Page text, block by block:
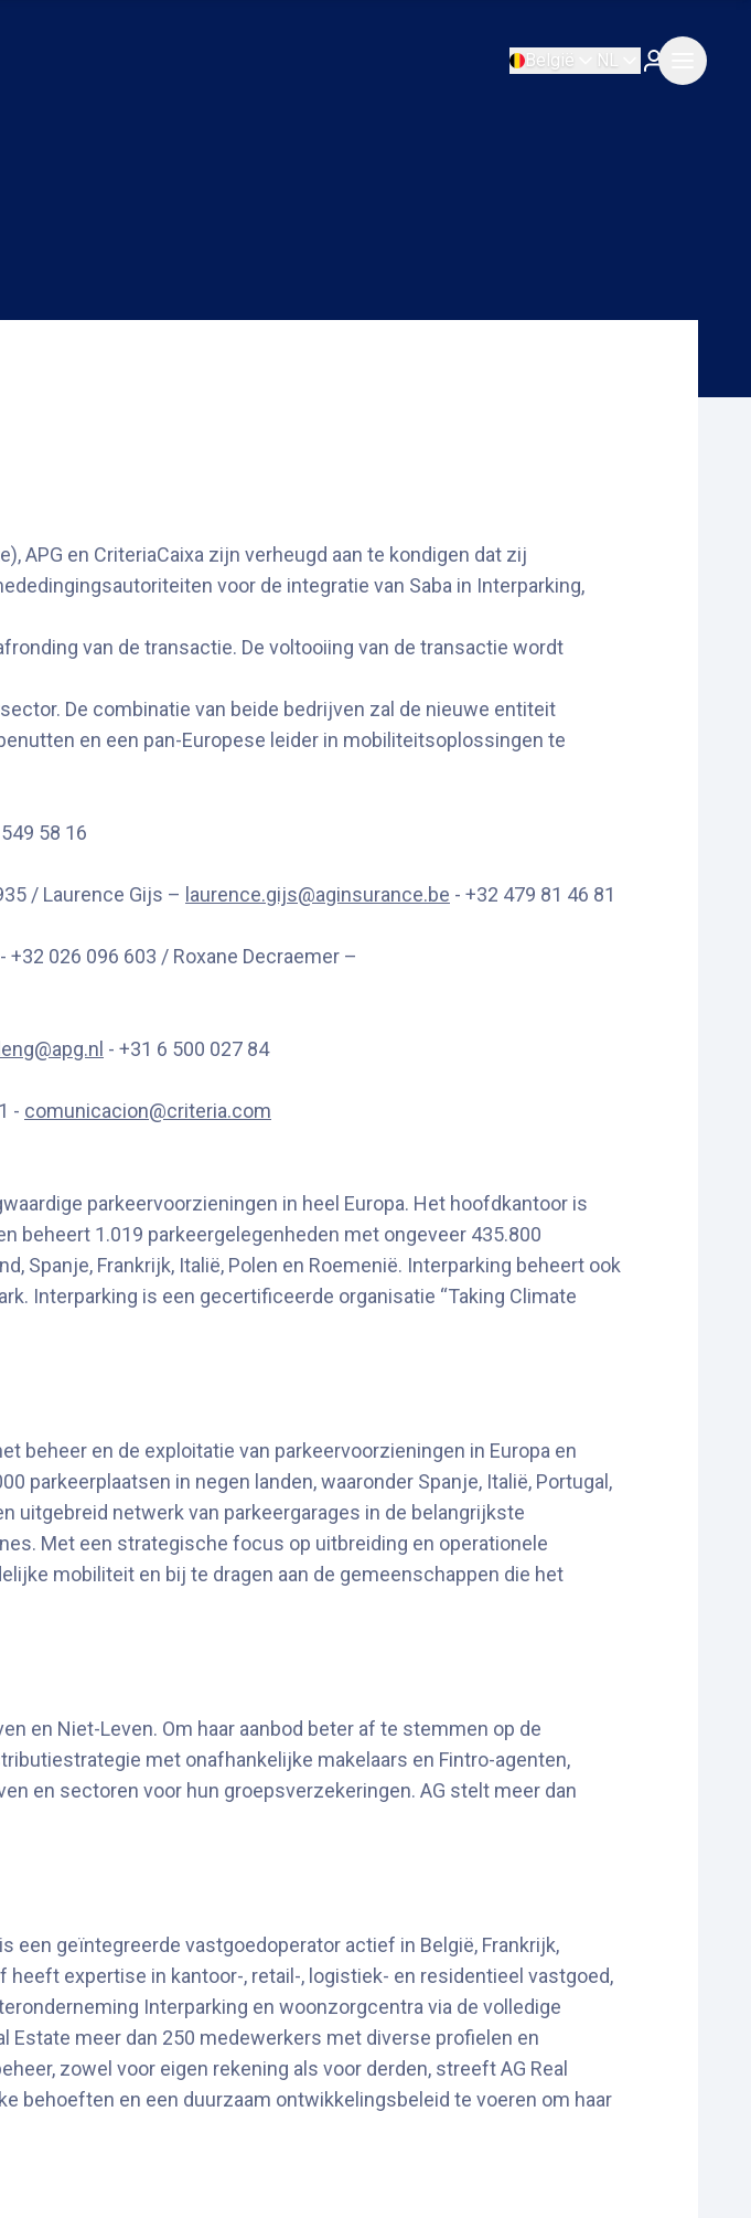
België NL
APG en CriteriaCaixa zijn verheugd aan te kondigen dat zij
voor de integratie van Saba in Interparking,
van de transactie. De voltooiing van de transactie wordt
De combinatie van beide bedrijven zal de nieuwe entiteit
en een pan-Europese leider in mobiliteitsoplossingen te
58 16
/ Laurence Gijs – laurence.gijs@aginsurance.be - +32 479 81 46 81
- +32 026 096 603 / Roxane Decraemer –
- +31 6 500 027 84
- comunicacion@criteria.com
parkeervoorzieningen in heel Europa. Het hoofdkantoor is
beheert 1.019 parkeergelegenheden met ongeveer 435.800
Spanje, Frankrijk, Italië, Polen en Roemenië. Interparking beheert ook
Interparking is een gecertificeerde organisatie “Taking Climate
beheer en de exploitatie van parkeervoorzieningen in Europa en
parkeerplaatsen in negen landen, waaronder Spanje, Italië, Portugal,
uitgebreid netwerk van parkeergarages in de belangrijkste
Met een strategische focus op uitbreiding en operationele
mobiliteit en bij te dragen aan de gemeenschappen die het
en Niet-Leven. Om haar aanbod beter af te stemmen op de
met onafhankelijke makelaars en Fintro-agenten,
en sectoren voor hun groepsverzekeringen. AG stelt meer dan
een geïntegreerde vastgoedoperator actief in België, Frankrijk,
expertise in kantoor-, retail-, logistiek- en residentieel vastgoed,
Interparking en woonzorgcentra via de volledige
Estate meer dan 250 medewerkers met diverse profielen en
zowel voor eigen rekening als voor derden, streeft AG Real
behoeften en een duurzaam ontwikkelingsbeleid te voeren om haar